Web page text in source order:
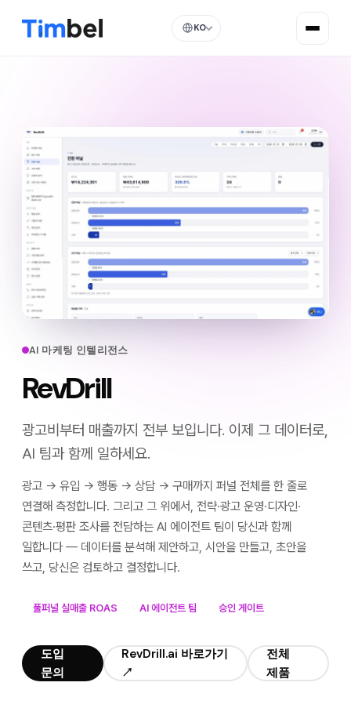
KO
AI 마케팅 인텔리전스
RevDrill
광고비부터 매출까지 전부 보입니다. 이제 그 데이터로,
AI 팀과 함께 일하세요.
광고 → 유입 → 행동 → 상담 → 구매까지 퍼널 전체를 한 줄로
연결해 측정합니다. 그리고 그 위에서, 전략·광고 운영·디자인·
콘텐츠·평판 조사를 전담하는 AI 에이전트 팀이 당신과 함께
일합니다 — 데이터를 분석해 제안하고, 시안을 만들고, 초안을
쓰고, 당신은 검토하고 결정합니다.
풀퍼널 실매출 ROAS AI 에이전트 팀 승인 게이트
도입
문의
RevDrill.ai 바로가기
↗
전체
제품